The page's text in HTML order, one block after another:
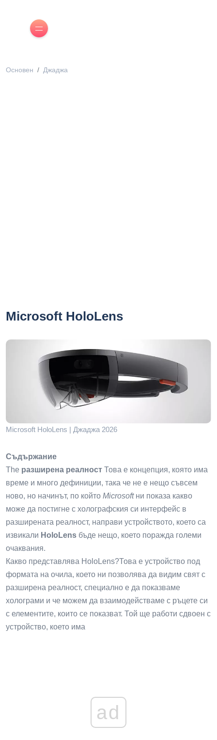
Основен Джаджа
Microsoft HoloLens
Microsoft HoloLens | Джаджа 2026
Съдържание
The разширена реалност Това е концепция, която има
време и много дефиниции, така че не е нещо съвсем
ново, но начинът, по който Microsoftни показа какво
може да постигне с холографския си интерфейс в
разширената реалност, направи устройството, което са
извикали HoloLens бъде нещо, което поражда големи
очаквания.
Какво представлява HoloLens?Това е устройство под
формата на очила, което ни позволява да видим свят с
разширена реалност, специално е да показваме
холограми и че можем да взаимодействаме с ръцете си
с елементите, които се показват. Той ще работи сдвоен с
устройство, което има
ad